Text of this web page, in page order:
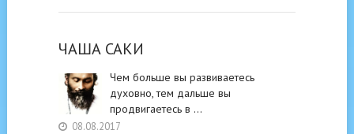
ЧАША САКИ
Чем больше вы развиваетесь
духовно, тем дальше вы
продвигаетесь в …
08.08.2017